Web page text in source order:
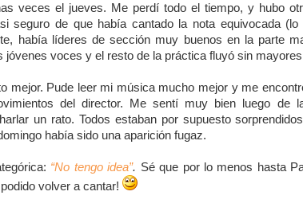
veces el jueves. Me perdí todo el tiempo, y hubo
seguro de que había cantado la nota equivocada
había líderes de sección muy buenos en la parte
jóvenes voces y el resto de la práctica fluyó sin
mejor. Pude leer mi música mucho mejor y me
del director. Me sentí muy bien luego de
un rato. Todos estaban por supuesto
había sido una aparición fugaz.
“No tengo idea”. Sé que por lo menos hasta
volver a cantar!